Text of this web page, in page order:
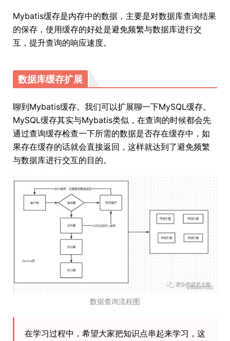
Mybatis缓存是内存中的数据，主要是对数据库查询结果
的保存，使用缓存的好处是避免频繁与数据库进行交
互，提升查询的响应速度。
数据库缓存扩展
聊到Mybatis缓存。我们可以扩展聊一下MySQL缓存。
MySQL缓存其实与Mybatis类似，在查询的时候都会先
通过查询缓存检查一下所需的数据是否存在缓存中，如
果存在缓存的话就会直接返回，这样就达到了避免频繁
与数据库进行交互的目的。
数据查询流程图
在学习过程中，希望大家把知识点串起来学习，这